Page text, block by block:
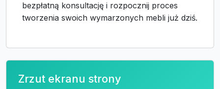
bezpłatną konsultację i rozpocznij proces
tworzenia swoich wymarzonych mebli już dziś.
Zrzut ekranu strony